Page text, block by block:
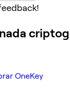
OneKey